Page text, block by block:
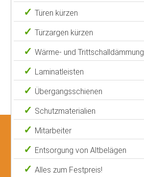
Türen kürzen
Türzargen kürzen
Wärme- und Trittschalldämmung
Laminatleisten
Übergangsschienen
Schutzmaterialien
Mitarbeiter
Entsorgung von Altbelägen
Alles zum Festpreis!